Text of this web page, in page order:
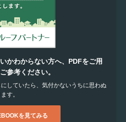
かわからない方へ、PDFをご用
参考ください。
していたら、気付かないうちに思わぬ
す。
を見てみる